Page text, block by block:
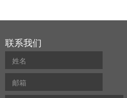
联系我们